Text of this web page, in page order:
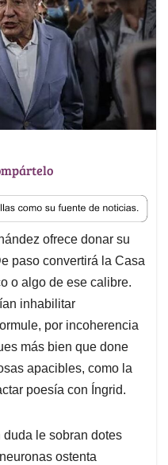
ofrece donar su
paso convertirá la Casa
o algo de ese calibre.
inhabilitar
por incoherencia
más bien que done
apacibles, como la
poesía con Íngrid.
le sobran dotes
ostenta